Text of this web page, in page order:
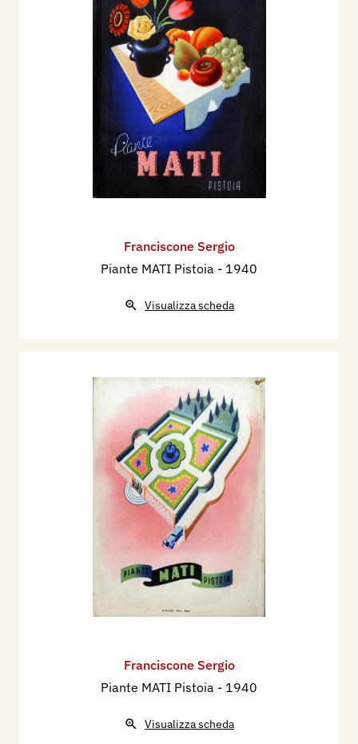
Franciscone Sergio
Piante MATI Pistoia - 1940
Visualizza scheda
Franciscone Sergio
Piante MATI Pistoia - 1940
Visualizza scheda